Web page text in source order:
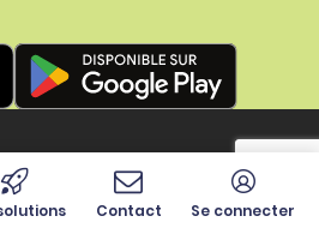
Contact Se connecter